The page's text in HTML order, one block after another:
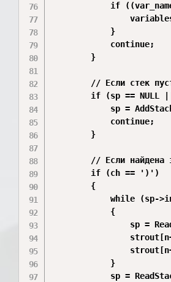
if
            }
            continue;
        }
// Если стек
if (sp == NULL
sp =
            continue;
        }
// Если найдена
        if (ch == ')')
        {
while (sp-
            {
sp =
            }
sp =